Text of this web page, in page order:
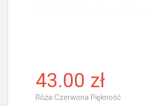
43.00 zł
Róża Czerwona Piękność